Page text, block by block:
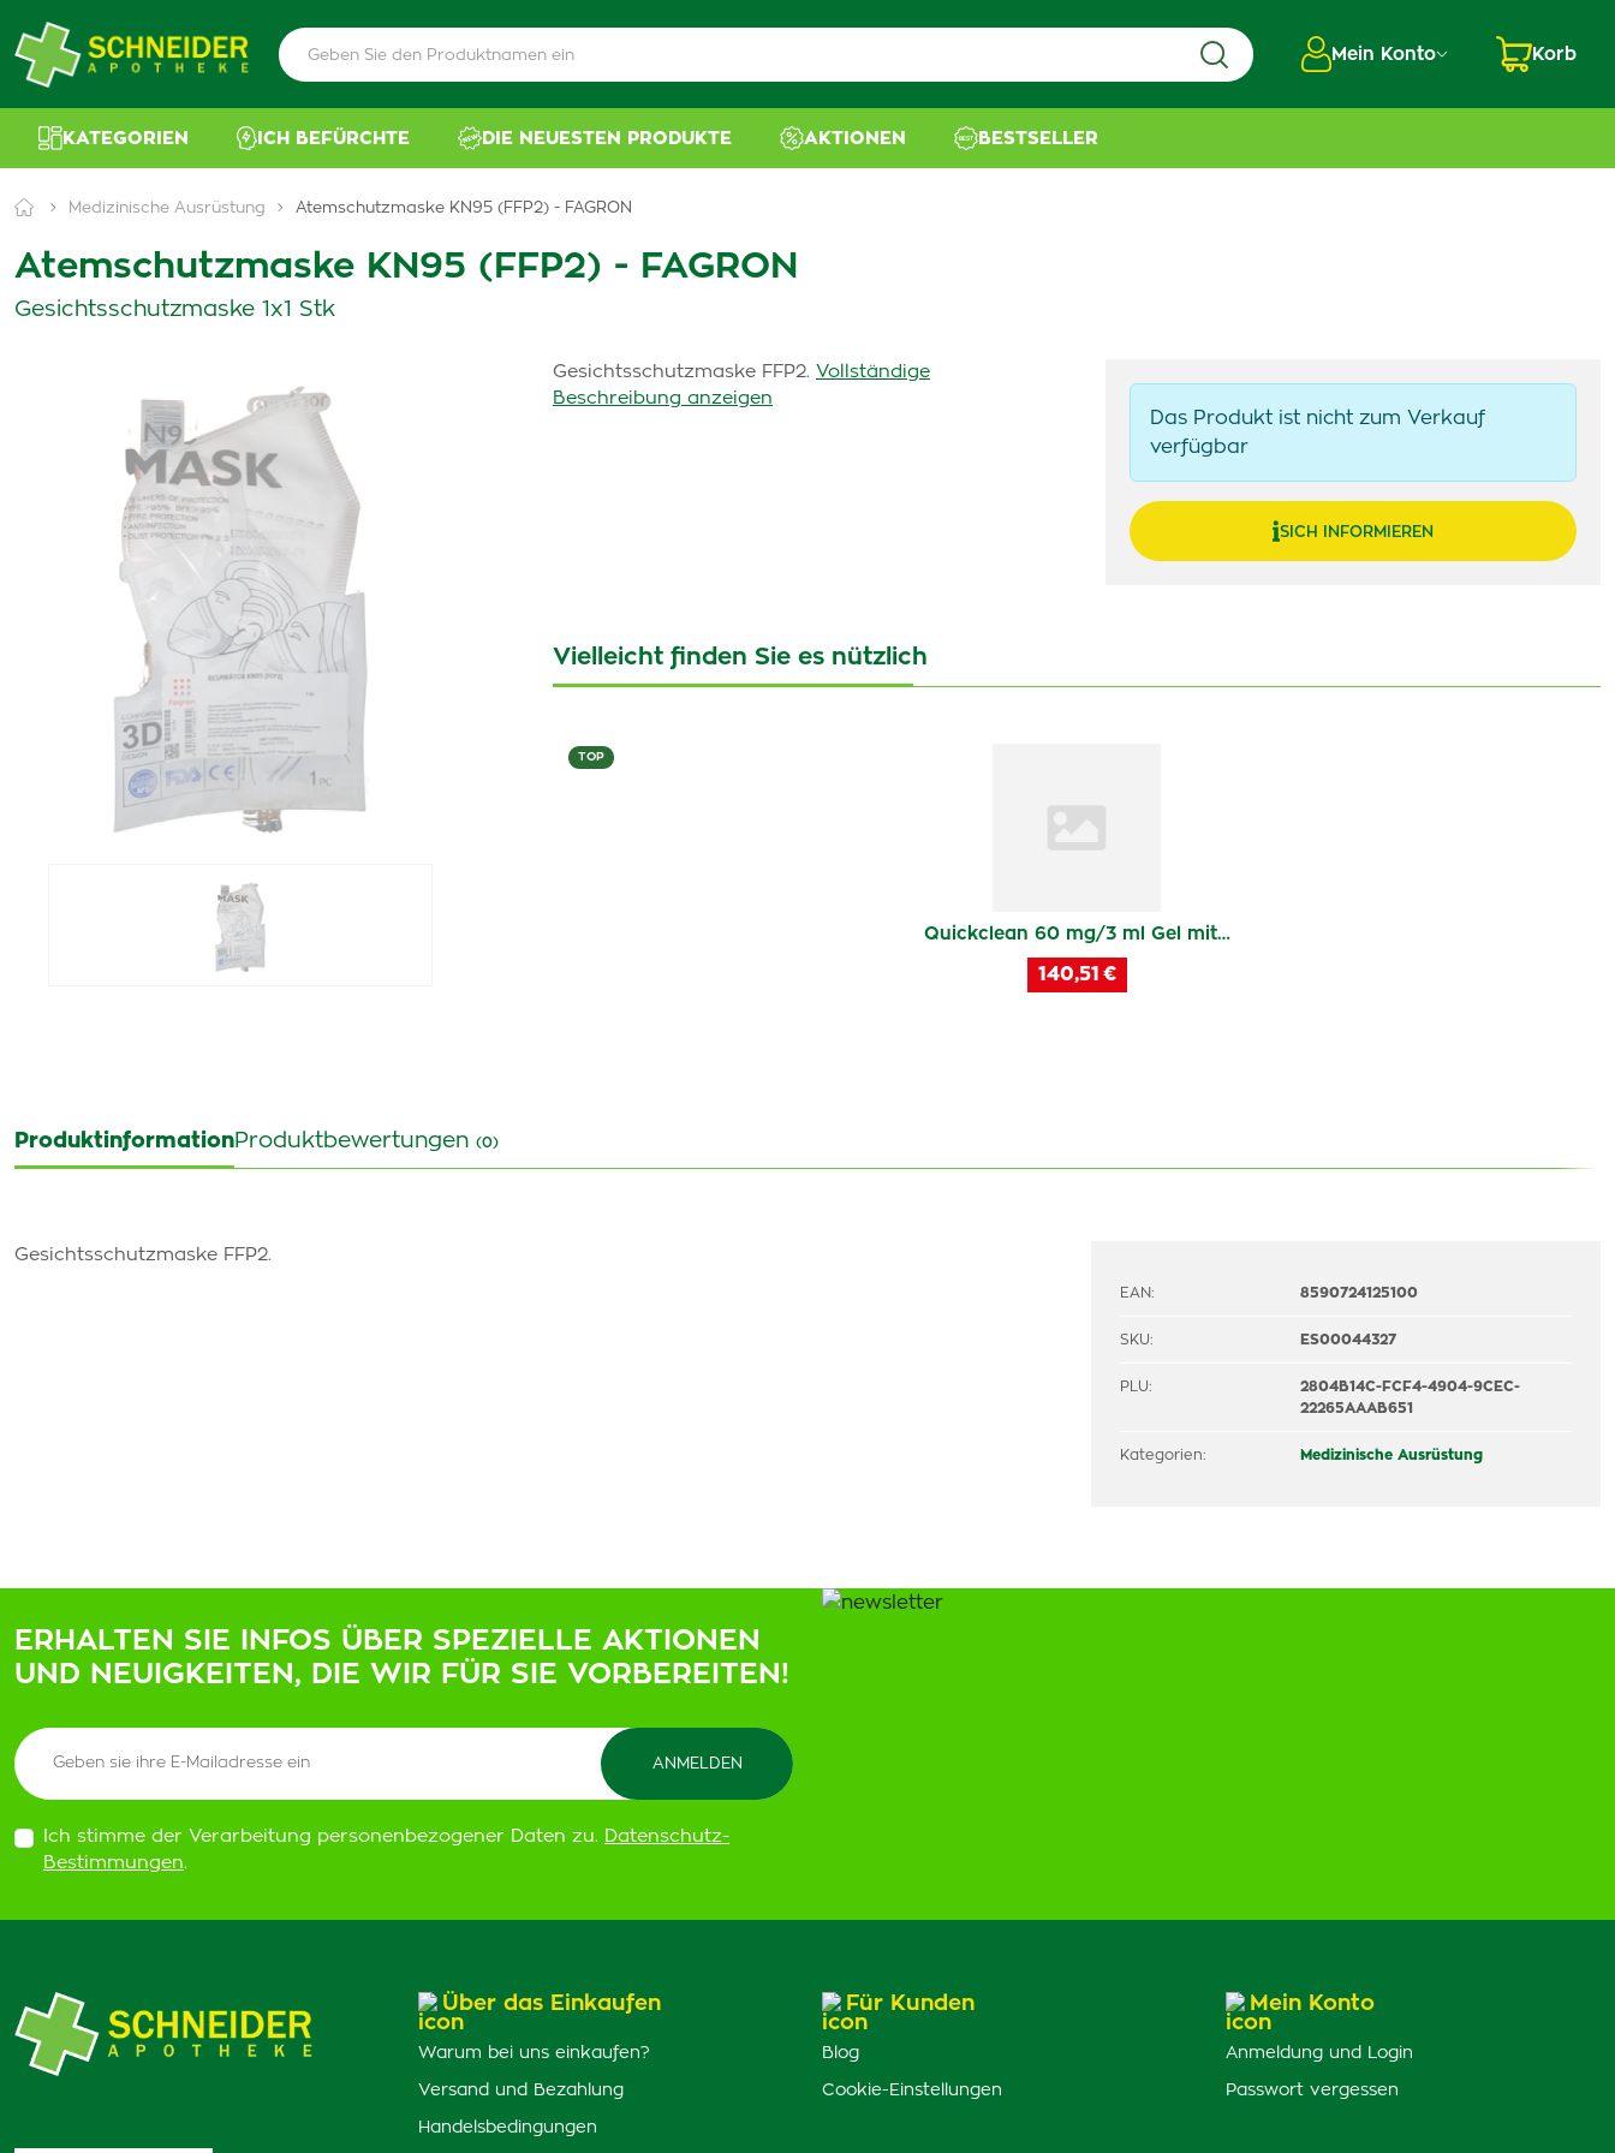
Mein Konto Korb
KATEGORIEN ICH BEFÜRCHTE DIE NEUESTEN PRODUKTE AKTIONEN BESTSELLER
Medizinische Ausrüstung Atemschutzmaske KN95 (FFP2) - FAGRON
Atemschutzmaske KN95 (FFP2) - FAGRON
Gesichtsschutzmaske 1x1 Stk
Gesichtsschutzmaske FFP2. Vollständige
Beschreibung anzeigen
Das Produkt ist nicht zum Verkauf
verfügbar
SICH INFORMIEREN
Vielleicht finden Sie es nützlich
TOP
Quickclean 60 mg/3 ml Gel mit…
140,51 €
ProduktinformationProduktbewertungen (0)
Gesichtsschutzmaske FFP2.
EAN: 8590724125100
SKU: ES00044327
PLU:
2804B14C-FCF4-4904-9CEC-
22265AAAB651
Kategorien: Medizinische Ausrüstung
ERHALTEN SIE INFOS ÜBER SPEZIELLE AKTIONEN
UND NEUIGKEITEN, DIE WIR FÜR SIE VORBEREITEN!
Ich stimme der Verarbeitung personenbezogener Daten zu. Datenschutz-
Bestimmungen.
Über das Einkaufen
Warum bei uns einkaufen?
Versand und Bezahlung
Handelsbedingungen
Für Kunden
Blog
Cookie-Einstellungen
Mein Konto
Anmeldung und Login
Passwort vergessen